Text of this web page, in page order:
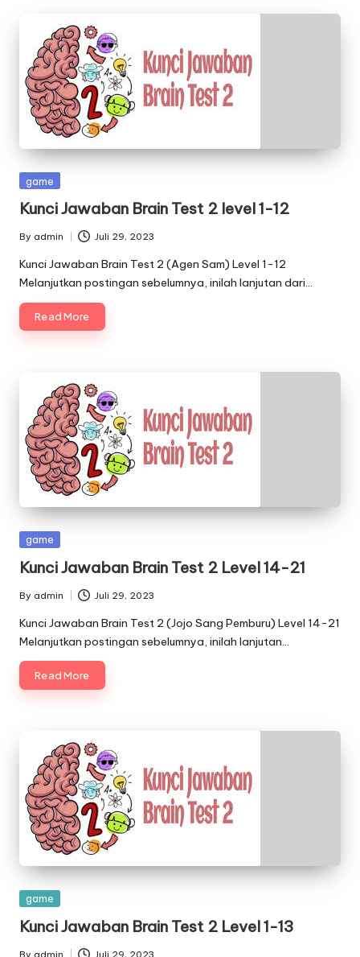
Posted
game
Kunci Jawaban Brain Test 2 level 1-12
Posted
by
By admin Juli 29, 2023
Kunci Jawaban Brain Test 2 (Agen Sam) Level 1-12
Melanjutkan postingan sebelumnya, inilah lanjutan dari…
Read More
Posted
game
Kunci Jawaban Brain Test 2 Level 14-21
Posted
by
By admin Juli 29, 2023
Kunci Jawaban Brain Test 2 (Jojo Sang Pemburu) Level 14-21
Melanjutkan postingan sebelumnya, inilah lanjutan…
Read More
Posted
game
Kunci Jawaban Brain Test 2 Level 1-13
By admin Juli 29, 2023